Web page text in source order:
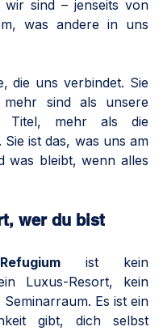
sind – jenseits von
was andere in uns
die uns verbindet. Sie
sind als unsere
Titel, mehr als die
ist das, was uns am
was bleibt, wenn alles
wer du bist
ist kein
Luxus-Resort, kein
Es ist ein
gibt, dich selbst